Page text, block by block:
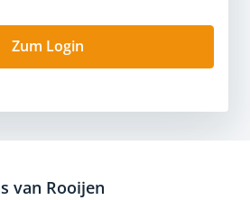
Zum Login
van Rooijen